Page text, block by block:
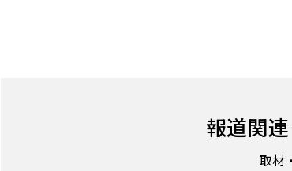
報道関連
取材